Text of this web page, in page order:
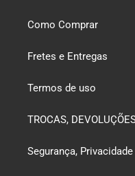
Como Comprar
Fretes e Entregas
Termos de uso
TROCAS,
Segurança,